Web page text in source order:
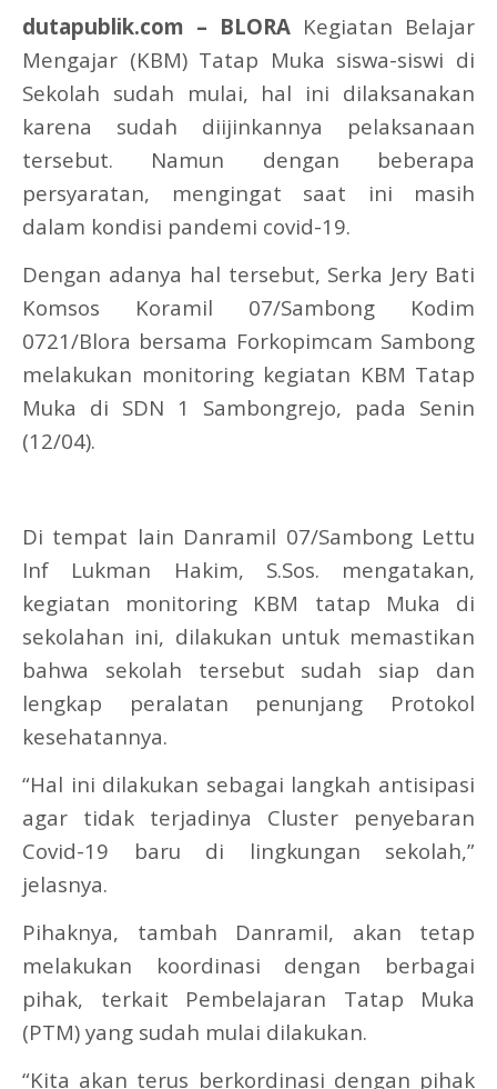
dutapublik.com – BLORA Kegiatan Belajar
Mengajar (KBM) Tatap Muka siswa-siswi di
Sekolah sudah mulai, hal ini dilaksanakan
karena sudah diijinkannya pelaksanaan
tersebut. Namun dengan beberapa
persyaratan, mengingat saat ini masih
dalam kondisi pandemi covid-19.
Dengan adanya hal tersebut, Serka Jery Bati
Komsos Koramil 07/Sambong Kodim
0721/Blora bersama Forkopimcam Sambong
melakukan monitoring kegiatan KBM Tatap
Muka di SDN 1 Sambongrejo, pada Senin
(12/04).
Di tempat lain Danramil 07/Sambong Lettu
Inf Lukman Hakim, S.Sos. mengatakan,
kegiatan monitoring KBM tatap Muka di
sekolahan ini, dilakukan untuk memastikan
bahwa sekolah tersebut sudah siap dan
lengkap peralatan penunjang Protokol
kesehatannya.
“Hal ini dilakukan sebagai langkah antisipasi
agar tidak terjadinya Cluster penyebaran
Covid-19 baru di lingkungan sekolah,”
jelasnya.
Pihaknya, tambah Danramil, akan tetap
melakukan koordinasi dengan berbagai
pihak, terkait Pembelajaran Tatap Muka
(PTM) yang sudah mulai dilakukan.
“Kita akan terus berkordinasi dengan pihak